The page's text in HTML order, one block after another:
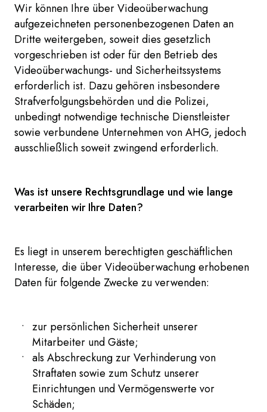
Wir können Ihre über Videoüberwachung
aufgezeichneten personenbezogenen Daten an
Dritte weitergeben, soweit dies gesetzlich
vorgeschrieben ist oder für den Betrieb des
Videoüberwachungs- und Sicherheitssystems
erforderlich ist. Dazu gehören insbesondere
Strafverfolgungsbehörden und die Polizei,
unbedingt notwendige technische Dienstleister
sowie verbundene Unternehmen von AHG, jedoch
ausschließlich soweit zwingend erforderlich.
Was ist unsere Rechtsgrundlage und wie lange
verarbeiten wir Ihre Daten?
Es liegt in unserem berechtigten geschäftlichen
Interesse, die über Videoüberwachung erhobenen
Daten für folgende Zwecke zu verwenden:
zur persönlichen Sicherheit unserer
Mitarbeiter und Gäste;
als Abschreckung zur Verhinderung von
Straftaten sowie zum Schutz unserer
Einrichtungen und Vermögenswerte vor
Schäden;